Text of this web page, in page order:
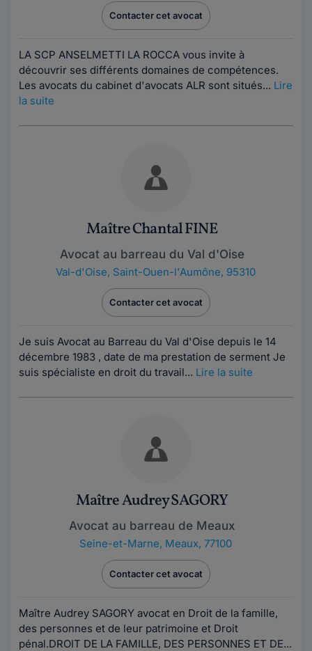
Contacter cet avocat
LA SCP ANSELMETTI LA ROCCA vous invite à
découvrir ses différents domaines de compétences.
Les avocats du cabinet d'avocats ALR sont situés... Lire
la suite
Maître Chantal FINE
Avocat au barreau du Val d'Oise
Val-d'Oise, Saint-Ouen-l'Aumône, 95310
Contacter cet avocat
Je suis Avocat au Barreau du Val d'Oise depuis le 14
décembre 1983 , date de ma prestation de serment Je
suis spécialiste en droit du travail... Lire la suite
Maître Audrey SAGORY
Avocat au barreau de Meaux
Seine-et-Marne, Meaux, 77100
Contacter cet avocat
Maître Audrey SAGORY avocat en Droit de la famille,
des personnes et de leur patrimoine et Droit
pénal.DROIT DE LA FAMILLE, DES PERSONNES ET DE...